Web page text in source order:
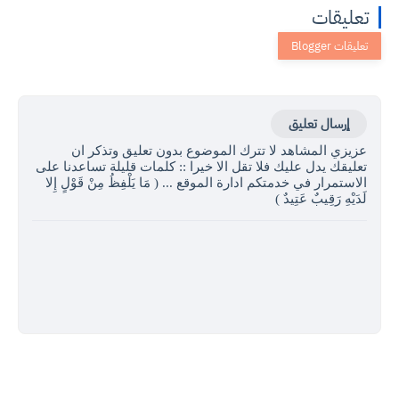
تعليقات
إرسال تعليق
عزيزي المشاهد لا تترك الموضوع بدون تعليق وتذكر ان
تعليقك يدل عليك فلا تقل الا خيرا :: كلمات قليلة تساعدنا على
الاستمرار في خدمتكم ادارة الموقع ... ( مَا يَلْفِظُ مِنْ قَوْلٍ إِلا
لَدَيْهِ رَقِيبٌ عَتِيدٌ )